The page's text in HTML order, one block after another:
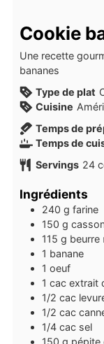
Cookie
Une recette
bananes
Type de plat
Cuisine
Temps de
Temps de
Servings 24
Ingrédients
240 g farine
150 g
115 g beurre
1 banane
1 oeuf
1 cac extrait
1/2 cac
1/2 cac
1/4 cac sel
150 g pépite